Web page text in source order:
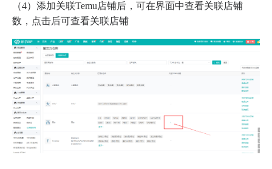
（4）添加关联Temu店铺后，可在界面中查看关联店铺
数，点击后可查看关联店铺